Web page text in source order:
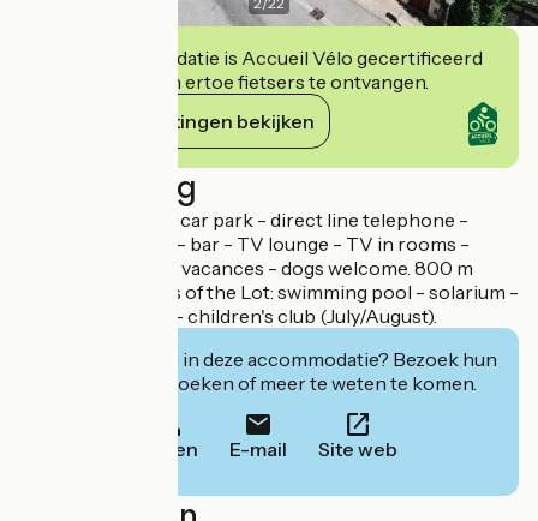
Deze accommodatie is Accueil Vélo gecertificeerd
en verbindt zich ertoe fietsers te ontvangen.
Haar verplichtingen bekijken
Beschrijving
46 rooms - public car park - direct line telephone -
photocopier - lift - bar - TV lounge - TV in rooms -
terrace - chèques vacances - dogs welcome. 800 m
away on the banks of the Lot: swimming pool - solarium -
multi-sport pitch - children's club (July/August).
Geïnteresseerd in deze accommodatie? Bezoek hun
website om te boeken of meer te weten te komen.
Bellen E-mail Site web